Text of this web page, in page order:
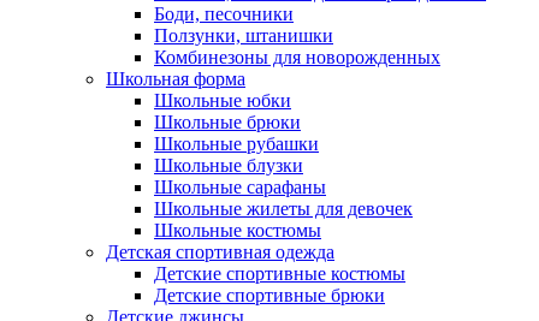
Боди, песочники
Ползунки, штанишки
Комбинезоны для новорожденных
Школьная форма
Школьные юбки
Школьные брюки
Школьные рубашки
Школьные блузки
Школьные сарафаны
Школьные жилеты для девочек
Школьные костюмы
Детская спортивная одежда
Детские спортивные костюмы
Детские спортивные брюки
Детские джинсы